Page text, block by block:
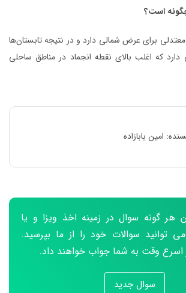
است؟
برای عرض شمالی دارد و در نتیجه تابستان‌ها
که اغلب بالای نقطه انجماد در مناطق ساحلی
امین بابازاده
گونه سوال در زمینه اخذ ویزا و یا
توانید سوالات خود را از ما بپرسید.
اسرع وقت به شما جواب خواهند داد.
سوال جدید